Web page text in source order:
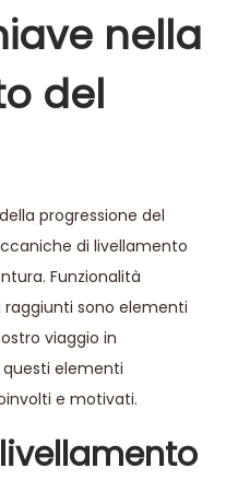
nella
del
progressione del
di livellamento
Funzionalità
raggiunti sono elementi
viaggio in
elementi
e motivati.